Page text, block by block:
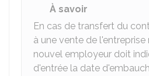
À savoir
En cas de transfert du
à une vente de
nouvel employeur doit
d'entrée la date